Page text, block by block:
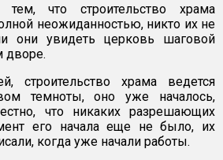
что строительство храма
неожиданностью, никто их не
они увидеть церковь шаговой
дворе.
строительство храма ведется
темноты, оно уже началось,
что никаких разрешающих
его начала еще не было, их
когда уже начали работы.